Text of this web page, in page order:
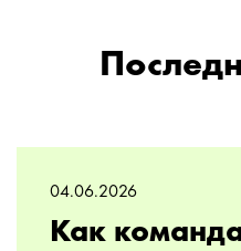
04.06.2026
Как